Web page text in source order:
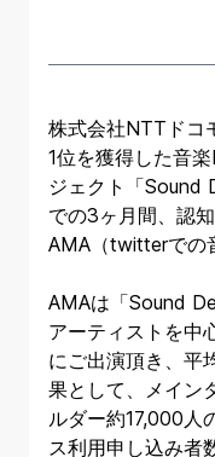
株式会社NTTドコ
1位を獲得した音
ジェクト「Sound
での3ヶ月間、認
AMA（twitterでの
AMAは「Sound
アーティストを中
にご出演頂き、平
果として、メイン
ルダー約17,000人
ス利用申し込み者